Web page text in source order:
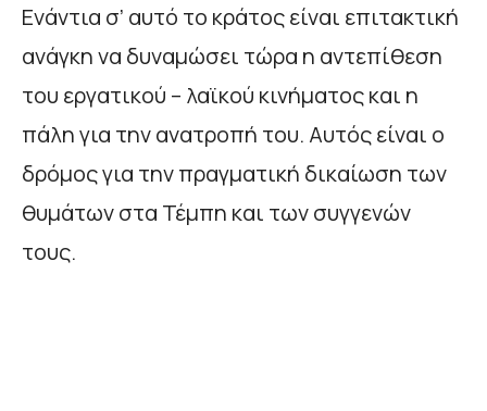
Ενάντια σ’ αυτό το κράτος είναι επιτακτική
ανάγκη να δυναμώσει τώρα η αντεπίθεση
του εργατικού – λαϊκού κινήματος και η
πάλη για την ανατροπή του. Αυτός είναι ο
δρόμος για την πραγματική δικαίωση των
θυμάτων στα Τέμπη και των συγγενών
τους.